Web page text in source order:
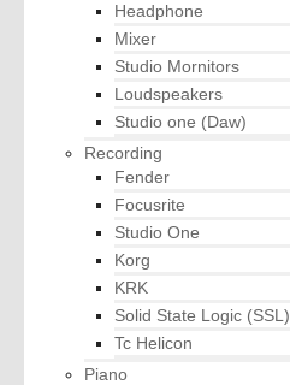
Headphone
Mixer
Studio Mornitors
Loudspeakers
Studio one (Daw)
Recording
Fender
Focusrite
Studio One
Korg
KRK
Solid State Logic (SSL)
Tc Helicon
Piano